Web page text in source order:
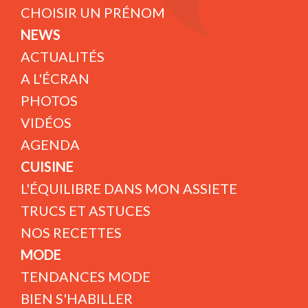
CHOISIR UN PRÉNOM
NEWS
ACTUALITÉS
A L'ÉCRAN
PHOTOS
VIDÉOS
AGENDA
CUISINE
L'ÉQUILIBRE DANS MON ASSIETE
TRUCS ET ASTUCES
NOS RECETTES
MODE
TENDANCES MODE
BIEN S'HABILLER